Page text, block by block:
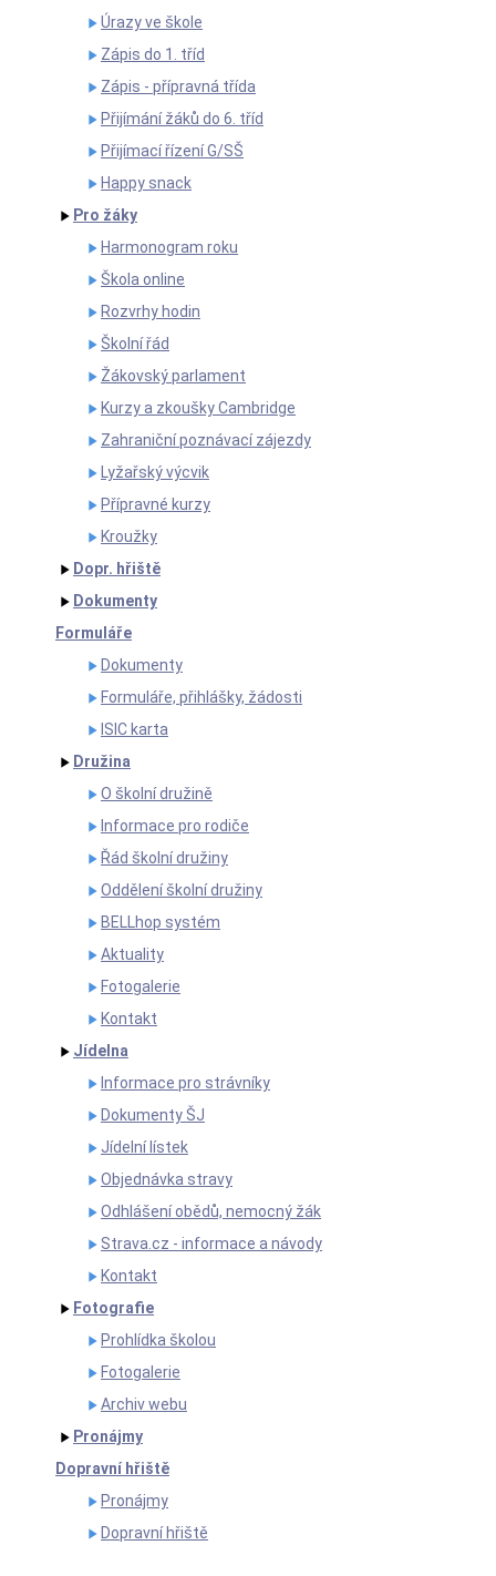
Úrazy ve škole
Zápis do 1. tříd
Zápis - přípravná třída
Přijímání žáků do 6. tříd
Přijímací řízení G/SŠ
Happy snack
Pro žáky
Harmonogram roku
Škola online
Rozvrhy hodin
Školní řád
Žákovský parlament
Kurzy a zkoušky Cambridge
Zahraniční poznávací zájezdy
Lyžařský výcvik
Přípravné kurzy
Kroužky
Dopr. hřiště
Dokumenty
Formuláře
Dokumenty
Formuláře, přihlášky, žádosti
ISIC karta
Družina
O školní družině
Informace pro rodiče
Řád školní družiny
Oddělení školní družiny
BELLhop systém
Aktuality
Fotogalerie
Kontakt
Jídelna
Informace pro strávníky
Dokumenty ŠJ
Jídelní lístek
Objednávka stravy
Odhlášení obědů, nemocný žák
Strava.cz - informace a návody
Kontakt
Fotografie
Prohlídka školou
Fotogalerie
Archiv webu
Pronájmy
Dopravní hřiště
Pronájmy
Dopravní hřiště